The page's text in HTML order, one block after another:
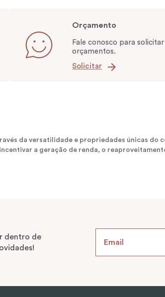
Orçamento
Fale conosco para solicitar
orçamentos.
Solicitar
da versatilidade e propriedades únicas do
a geração de renda, o
dentro de